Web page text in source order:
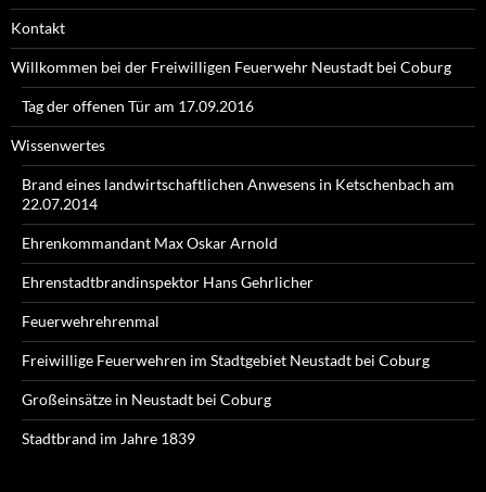
Kontakt
Willkommen bei der Freiwilligen Feuerwehr Neustadt bei Coburg
Tag der offenen Tür am 17.09.2016
Wissenwertes
Brand eines landwirtschaftlichen Anwesens in Ketschenbach am
22.07.2014
Ehrenkommandant Max Oskar Arnold
Ehrenstadtbrandinspektor Hans Gehrlicher
Feuerwehrehrenmal
Freiwillige Feuerwehren im Stadtgebiet Neustadt bei Coburg
Großeinsätze in Neustadt bei Coburg
Stadtbrand im Jahre 1839